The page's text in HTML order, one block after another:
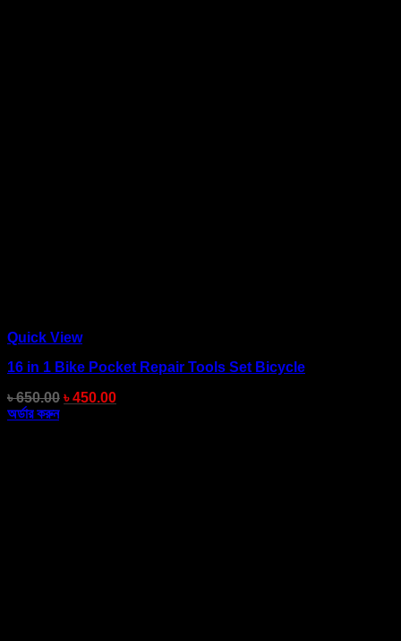
Quick View
16 in 1 Bike Pocket Repair Tools Set Bicycle
৳650.00 ৳450.00
অর্ডার করুন